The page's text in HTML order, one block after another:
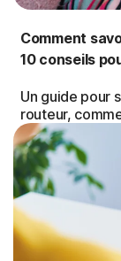
Comment
10 conseils
Un guide pour
routeur,